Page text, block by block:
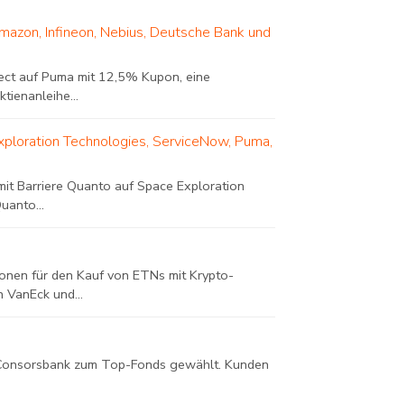
Infineon, Nebius, Deutsche Bank und
auf Puma mit 12,5% Kupon, eine
Technologies, ServiceNow, Puma,
Barriere Quanto auf Space Exploration
für den Kauf von ETNs mit Krypto-
und...
zum Top-Fonds gewählt. Kunden